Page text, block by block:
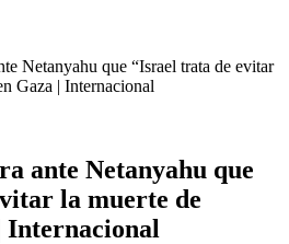
Netanyahu que “Israel trata de evitar
Gaza | Internacional
ante Netanyahu que
la muerte de
Internacional